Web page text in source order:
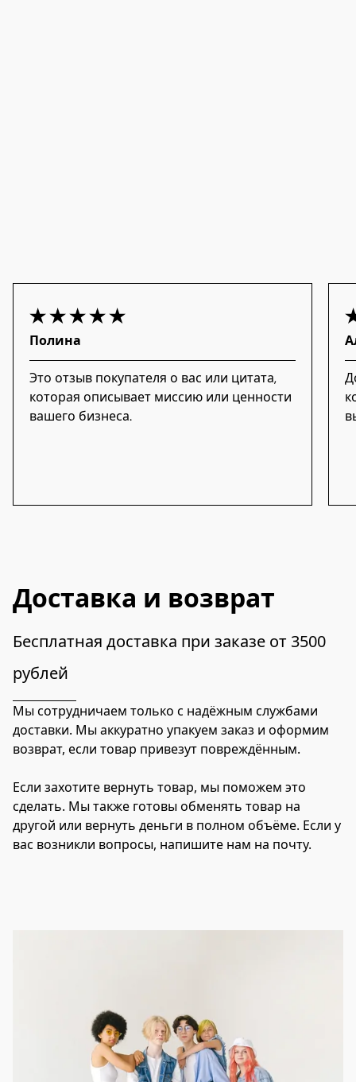
Полина
Это отзыв покупателя о вас или цитата,
которая описывает миссию или ценности
вашего бизнеса.
Доставка и возврат
Бесплатная доставка при заказе от 3500
рублей
Мы сотрудничаем только с надёжным службами
доставки. Мы аккуратно упакуем заказ и оформим
возврат, если товар привезут повреждённым.
Если захотите вернуть товар, мы поможем это
сделать. Мы также готовы обменять товар на
другой или вернуть деньги в полном объёме. Если у
вас возникли вопросы, напишите нам на почту.